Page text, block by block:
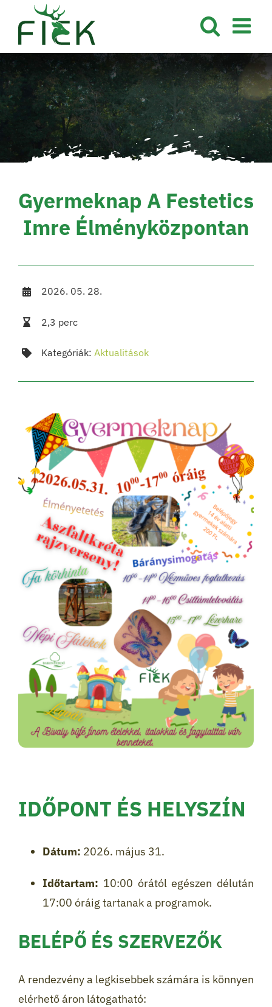
Kihagyás
Gyermeknap A Festetics
Imre Élményközpontan
2026. 05. 28.
2,3 perc
Kategóriák:Aktualitások
IDŐPONT ÉS HELYSZÍN
Dátum: 2026. május 31.
Időtartam: 10:00 órától egészen délután
17:00 óráig tartanak a programok.
BELÉPŐ ÉS SZERVEZŐK
A rendezvény a legkisebbek számára is könnyen
elérhető áron látogatható: